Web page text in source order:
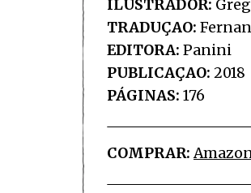
ILUSTRADOR:
TRADUÇAO:
EDITORA: Panini
PUBLICAÇAO: 2018
PÁGINAS: 176
COMPRAR: